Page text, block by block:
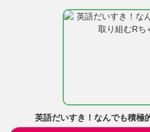
英語だいすき！なんでも積極